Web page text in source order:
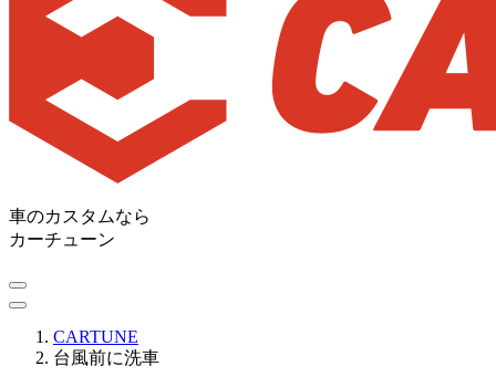
車のカスタムなら
カーチューン
CARTUNE
台風前に洗車